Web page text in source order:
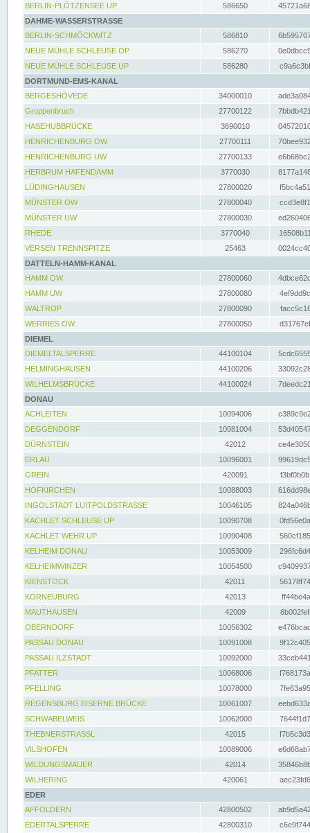
BERLIN-PLÖTZENSEE UP
586650
DAHME-WASSERSTRASSE
BERLIN-SCHMÖCKWITZ
586810
NEUE MÜHLE SCHLEUSE OP
586270
NEUE MÜHLE SCHLEUSE UP
586280
DORTMUND-EMS-KANAL
BERGESHÖVEDE
34000010
Groppenbruch
27700122
HASEHUBBRÜCKE
3690010
HENRICHENBURG OW
27700111
HENRICHENBURG UW
27700133
HERBRUM HAFENDAMM
3770030
LÜDINGHAUSEN
27800020
MÜNSTER OW
27800040
MÜNSTER UW
27800030
RHEDE
3770040
VERSEN TRENNSPITZE
25463
DATTELN-HAMM-KANAL
HAMM OW
27800060
HAMM UW
27800080
WALTROP
27800090
WERRIES OW
27800050
DIEMEL
DIEMELTALSPERRE
44100104
HELMINGHAUSEN
44100206
WILHELMSBRÜCKE
44100024
DONAU
ACHLEITEN
10094006
DEGGENDORF
10081004
DÜRNSTEIN
42012
ERLAU
10096001
GREIN
420091
HOFKIRCHEN
10088003
INGOLSTADT LUITPOLDSTRASSE
10046105
KACHLET SCHLEUSE UP
10090708
KACHLET WEHR UP
10090408
KELHEIM DONAU
10053009
KELHEIMWINZER
10054500
KIENSTOCK
42011
KORNEUBURG
42013
MAUTHAUSEN
42009
OBERNDORF
10056302
PASSAU DONAU
10091008
PASSAU ILZSTADT
10092000
PFATTER
10068006
PFELLING
10078000
REGENSBURG EISERNE BRÜCKE
10061007
SCHWABELWEIS
10062000
THEBNERSTRASSL
42015
VILSHOFEN
10089006
WILDUNGSMAUER
42014
WILHERING
420061
EDER
AFFOLDERN
42800502
EDERTALSPERRE
42800310